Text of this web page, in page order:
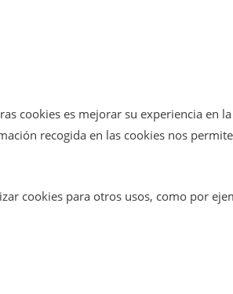
cookies es mejorar su experiencia en
recogida en las cookies nos
cookies para otros usos, como por